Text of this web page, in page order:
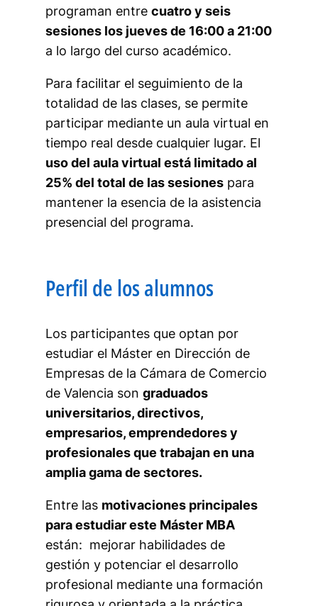
programan entre cuatro y seis
sesiones los jueves de 16:00 a 21:00
a lo largo del curso académico.
Para facilitar el seguimiento de la
totalidad de las clases, se permite
participar mediante un aula virtual en
tiempo real desde cualquier lugar. El
uso del aula virtual está limitado al
25% del total de las sesiones para
mantener la esencia de la asistencia
presencial del programa.
Perfil de los alumnos
Los participantes que optan por
estudiar el Máster en Dirección de
Empresas de la Cámara de Comercio
de Valencia son graduados
universitarios, directivos,
empresarios, emprendedores y
profesionales que trabajan en una
amplia gama de sectores.
Entre las motivaciones principales
para estudiar este Máster MBA
están: mejorar habilidades de
gestión y potenciar el desarrollo
profesional mediante una formación